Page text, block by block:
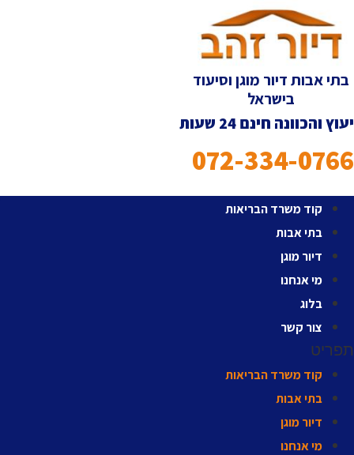
לתוכן
בתי אבות דיור מוגן וסיעוד
בישראל
יעוץ והכוונה חינם 24 שעות
072-334-0766
קוד משרד הבריאות
בתי אבות
דיור מוגן
מי אנחנו
בלוג
צור קשר
תפריט
קוד משרד הבריאות
בתי אבות
דיור מוגן
מי אנחנו